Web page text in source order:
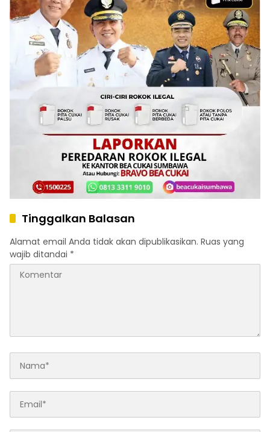
Tinggalkan Balasan
Alamat email Anda tidak akan dipublikasikan. Ruas yang
wajib ditandai *